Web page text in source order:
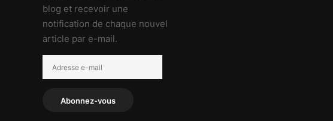
blog et recevoir une
notification de chaque nouvel
article par e-mail.
e-
Abonnez-vous